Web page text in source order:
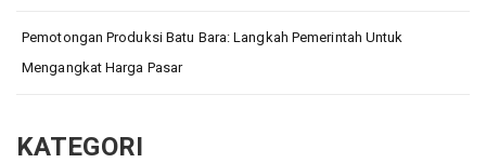
Pemotongan Produksi Batu Bara: Langkah Pemerintah Untuk
Mengangkat Harga Pasar
KATEGORI